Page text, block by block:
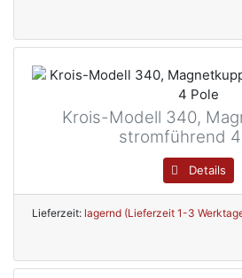
Krois-Modell 340,
stromführend
Details
Lieferzeit: lagernd (Lieferzeit 1-3